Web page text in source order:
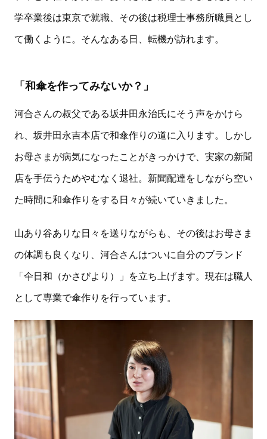
学卒業後は東京で就職、その後は税理士事務所職員とし
て働くように。そんなある日、転機が訪れます。
「和傘を作ってみないか？」
河合さんの叔父である坂井田永治氏にそう声をかけら
れ、坂井田永吉本店で和傘作りの道に入ります。しかし
お母さまが病気になったことがきっかけで、実家の新聞
店を手伝うためやむなく退社。新聞配達をしながら空い
た時間に和傘作りをする日々が続いていきました。
山あり谷ありな日々を送りながらも、その後はお母さま
の体調も良くなり、河合さんはついに自分のブランド
「仐日和（かさびより）」を立ち上げます。現在は職人
として専業で傘作りを行っています。